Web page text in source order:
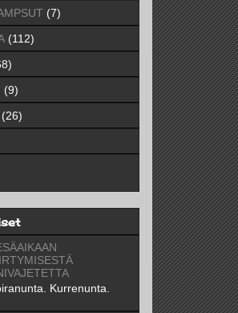
(7)
(112)
(9)
(26)
Kurrenunta.